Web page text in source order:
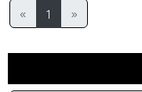
« 1 »